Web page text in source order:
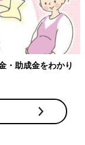
したそうです
、大容量で省スペ
ンプッシュでお茶
きるみたい。
種多様な商品展開
ッズは人気が高
納」なんてハ
・助成金をわかり